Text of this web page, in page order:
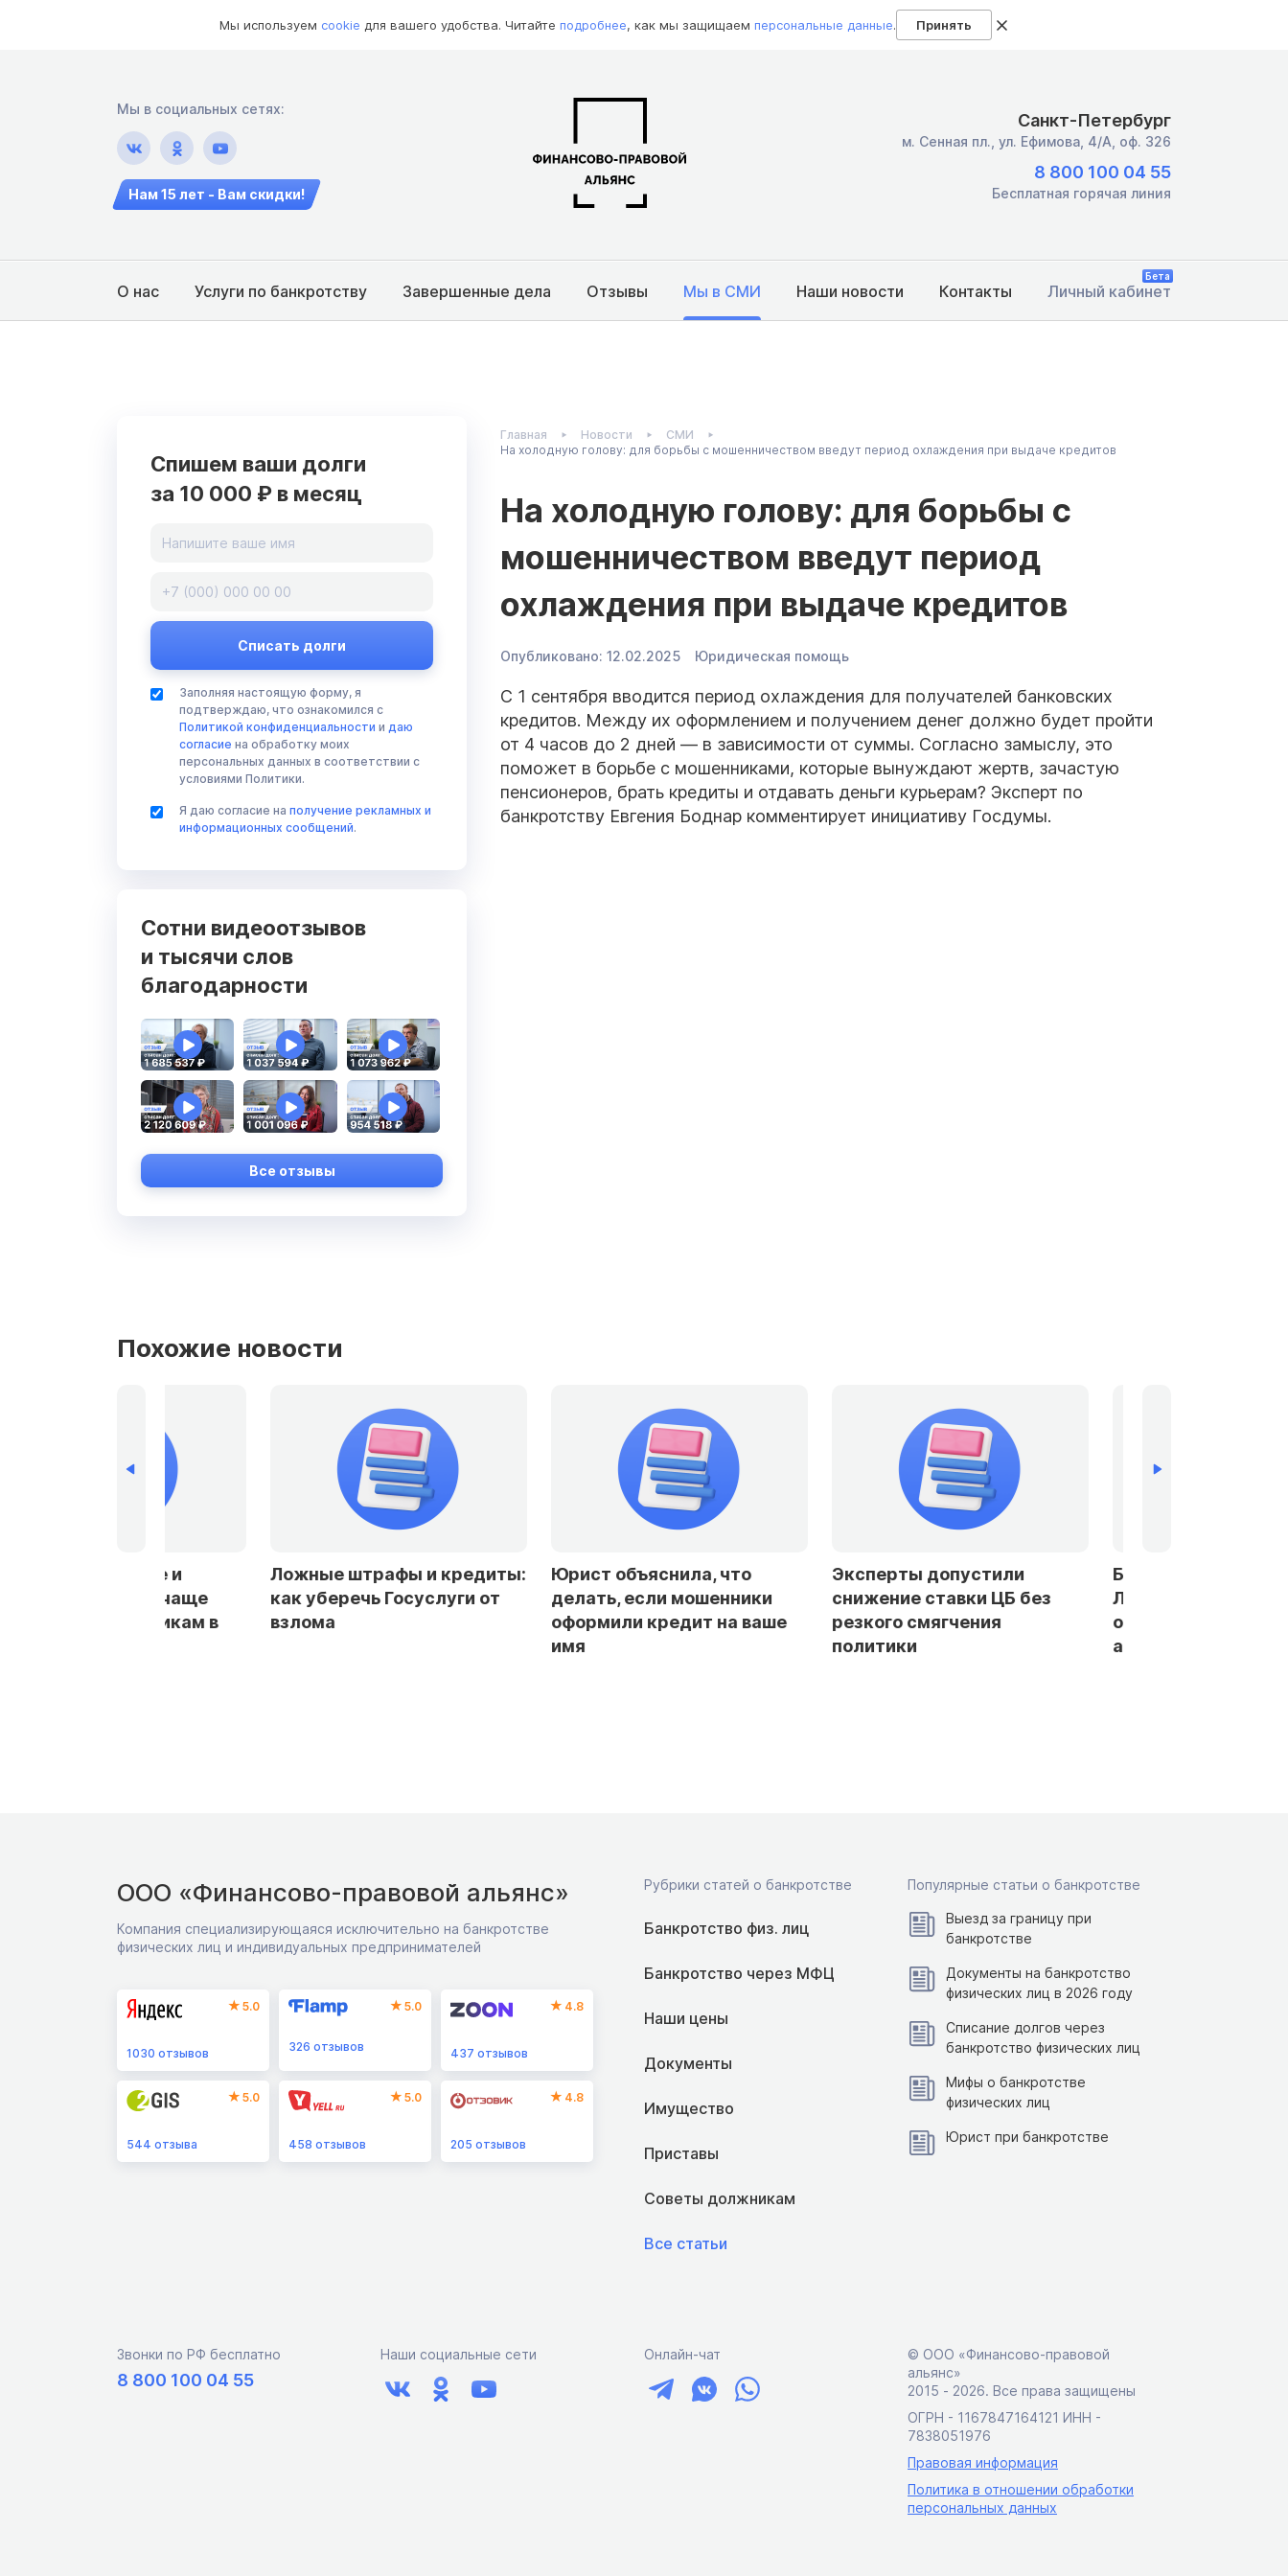
Мы используем cookie для вашего удобства. Читайте подробнее, как мы защищаем персональные данные. Принять
Мы в социальных сетях:
Нам 15 лет - Вам скидки!
Санкт-Петербург
м. Сенная пл., ул. Ефимова, 4/А, оф. 326
8 800 100 04 55
Бесплатная горячая линия
О нас Услуги по банкротству Завершенные дела Отзывы Мы в СМИ Наши новости Контакты Личный кабинет
Бета
Спишем ваши долги
за 10 000 ₽ в месяц
Заполняя настоящую форму, я
подтверждаю, что ознакомился с
Политикой конфиденциальности и даю
согласие на обработку моих
персональных данных в соответствии с
условиями Политики.
Я даю согласие на получение рекламных и
информационных сообщений.
Сотни видеоотзывов
и тысячи слов
благодарности
Все отзывы
Главная Новости
СМИ
На холодную голову: для борьбы с мошенничеством введут период охлаждения при выдаче кредитов
На холодную голову: для борьбы с
мошенничеством введут период
охлаждения при выдаче кредитов
Опубликовано: 12.02.2025 Юридическая помощь
С 1 сентября вводится период охлаждения для получателей банковских
кредитов. Между их оформлением и получением денег должно будет пройти
от 4 часов до 2 дней — в зависимости от суммы. Согласно замыслу, это
поможет в борьбе с мошенниками, которые вынуждают жертв, зачастую
пенсионеров, брать кредиты и отдавать деньги курьерам? Эксперт по
банкротству Евгения Боднар комментирует инициативу Госдумы.
Похожие новости
Ложные штрафы и кредиты:
как уберечь Госуслуги от
взлома
Юрист объяснила, что
делать, если мошенники
оформили кредит на ваше
Эксперты допустили
снижение ставки ЦБ без
резкого смягчения
Банки в Петербурге и
Ленобласти стали чаще
отказывать заемщикам в
автокредитах
ООО «Финансово-правовой альянс»
Компания специализирующаяся исключительно на банкротстве
физических лиц и индивидуальных предпринимателей
5.0
1030 отзывов
5.0
326 отзывов
4.8
437 отзывов
5.0
544 отзыва
5.0
458 отзывов
4.8
205 отзывов
Рубрики статей о банкротстве
Банкротство физ. лиц
Банкротство через МФЦ
Наши цены
Документы
Имущество
Приставы
Советы должникам
Все статьи
Популярные статьи о банкротстве
Выезд за границу при
банкротстве
Документы на банкротство
физических лиц в 2026 году
Списание долгов через
банкротство физических лиц
Мифы о банкротстве
физических лиц
Юрист при банкротстве
Звонки по РФ бесплатно
8 800 100 04 55
Наши социальные сети Онлайн-чат
© ООО «Финансово-правовой
альянс»
2015 ‑ 2026. Все права защищены
ОГРН - 1167847164121 ИНН -
7838051976
Правовая информация
Политика в отношении обработки
персональных данных